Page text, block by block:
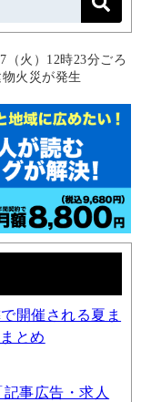
（火）12時23分ごろ
火災が発生
開催される夏ま
とめ
事広告・求人